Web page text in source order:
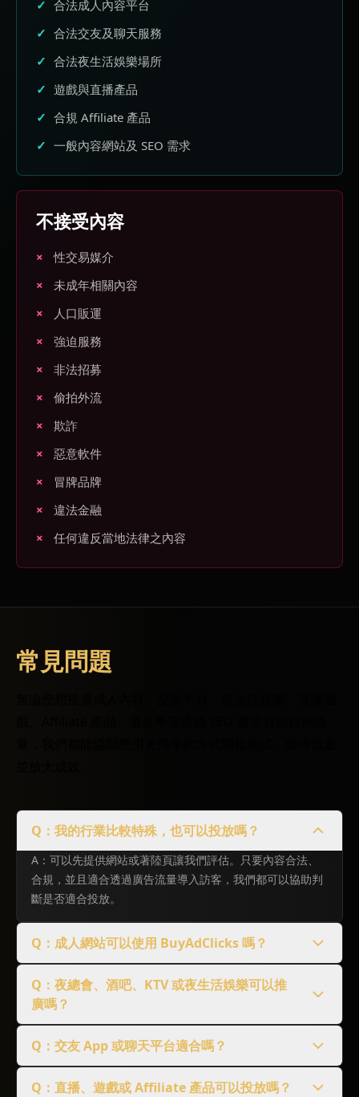
合法成人內容平台
合法交友及聊天服務
合法夜生活娛樂場所
遊戲與直播產品
合規 Affiliate 產品
一般內容網站及 SEO 需求
不接受內容
性交易媒介
未成年相關內容
人口販運
強迫服務
非法招募
偷拍外流
欺詐
惡意軟件
冒牌品牌
違法金融
任何違反當地法律之內容
常見問題
Q：我的行業比較特殊，也可以投放嗎？
A：可以先提供網站或著陸頁讓我們評估。只要內容合法、
合規，並且適合透過廣告流量導入訪客，我們都可以協助判
斷是否適合投放。
Q：成人網站可以使用 BuyAdClicks 嗎？
Q：夜總會、酒吧、KTV 或夜生活娛樂可以推
廣嗎？
Q：交友 App 或聊天平台適合嗎？
Q：直播、遊戲或 Affiliate 產品可以投放嗎？